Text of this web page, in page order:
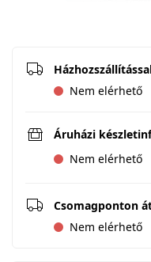
Nem elérhető
Áruházi
Nem elérhető
Csomagponton
Nem elérhető